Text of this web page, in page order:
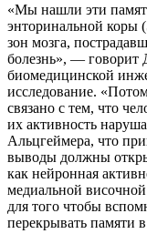
«Мы нашли эти
энторинальной коры
зон мозга,
болезнь», —
биомедицинской
исследование.
связано с тем, что
их активность
Альцгеймера, что
выводы должны
как нейронная
медиальной
для того чтобы
перекрывать памяти